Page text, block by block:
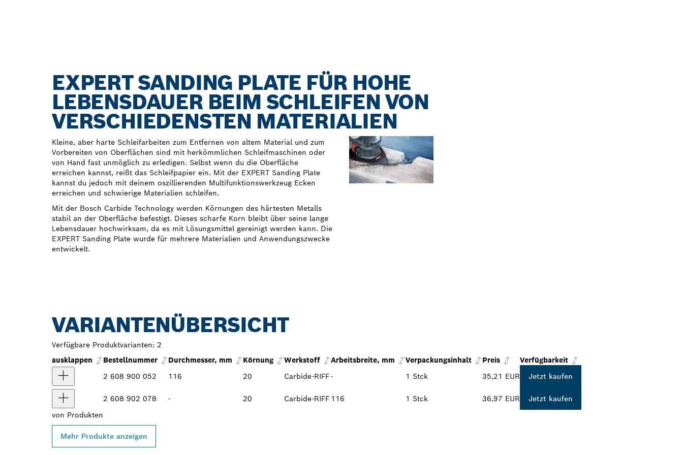
EXPERT SANDING PLATE FÜR HOHE
LEBENSDAUER BEIM SCHLEIFEN VON
VERSCHIEDENSTEN MATERIALIEN
Kleine, aber harte Schleifarbeiten zum Entfernen von altem Material und zum
Vorbereiten von Oberflächen sind mit herkömmlichen Schleifmaschinen oder
von Hand fast unmöglich zu erledigen. Selbst wenn du die Oberfläche
erreichen kannst, reißt das Schleifpapier ein. Mit der EXPERT Sanding Plate
kannst du jedoch mit deinem oszillierenden Multifunktionswerkzeug Ecken
erreichen und schwierige Materialien schleifen.
Mit der Bosch Carbide Technology werden Körnungen des härtesten Metalls
stabil an der Oberfläche befestigt. Dieses scharfe Korn bleibt über seine lange
Lebensdauer hochwirksam, da es mit Lösungsmittel gereinigt werden kann. Die
EXPERT Sanding Plate wurde für mehrere Materialien und Anwendungszwecke
entwickelt.
VARIANTENÜBERSICHT
Verfügbare Produktvarianten: 2
ausklappen
Bestellnummer Durchmesser, mm Körnung Werkstoff Arbeitsbreite, mm Verpackungsinhalt Preis
Verfügbarkeit
2 608 900 052
116 20 Carbide-RIFF- 1 Stck 35,21 EUR Jetzt kaufen
2 608 902 078 - 20 Carbide-RIFF 116 1 Stck 36,97 EUR
Jetzt kaufen
von Produkten
Mehr Produkte anzeigen